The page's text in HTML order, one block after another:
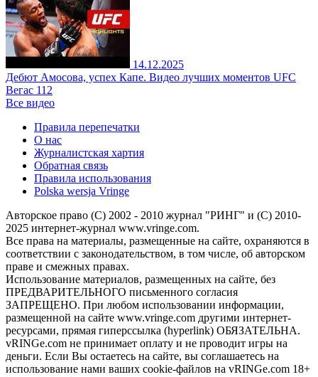
14.12.2025
Дебют Амосова, успех Капе. Видео лучших моментов UFC
Вегас 112
Все видео
Правила перепечатки
О нас
Журналистская хартия
Обратная связь
Правила использования
Polska wersja Vringe
Авторское право (С) 2002 - 2010 журнал "РИНГ" и (С) 2010-
2025 интернет-журнал www.vringe.com.
Все права на материалы, размещенные на сайте, охраняются в
соответствии с законодательством, в том числе, об авторском
праве и смежных правах.
Использование материалов, размещенных на сайте, без
ПРЕДВАРИТЕЛЬНОГО письменного согласия
ЗАПРЕЩЕНО. При любом использовании информации,
размещенной на сайте www.vringe.com другими интернет-
ресурсами, прямая гиперссылка (hyperlink) ОБЯЗАТЕЛЬНА.
vRINGe.com не принимает оплату и не проводит игры на
деньги. Если Вы остаетесь на сайте, вы соглашаетесь на
использование нами ваших cookie-файлов на vRINGe.com 18+